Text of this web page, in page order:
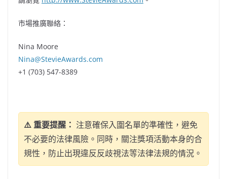
市場推廣聯絡：
Nina Moore
Nina@StevieAwards.com
+1 (703) 547-8389
⚠️ 重要提醒： 注意確保入圍名單的準確性，避免
不必要的法律風險。同時，關注獎項活動本身的合
規性，防止出現違反反歧視法等法律法規的情況。